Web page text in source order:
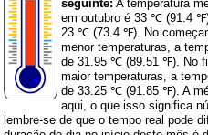
seguinte: A temperatura
em outubro é 33 ℃ (91.4
23 ℃ (73.4 ℉). No
menor temperaturas, a
de 31.95 ℃ (89.51 ℉). No
maior temperaturas, a
de 33.25 ℃ (91.85 ℉). A
aqui, o que isso significa
lembre-se de que o tempo real pode